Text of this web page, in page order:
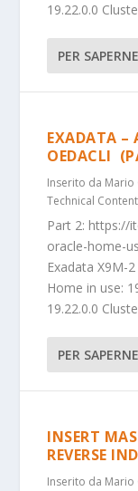
19.22.0.0
PER
EXADATA –
OEDACLI
Inserito da Mario
Technical Content
Part 2: https://
oracle-home-
Exadata X9M-
Home in use:
19.22.0.0
PER
INSERT
REVERSE
Inserito da Mario